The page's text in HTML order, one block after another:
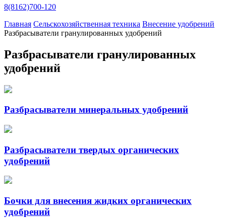
8(8162)700-120
Главная Сельскохозяйственная техника Внесение удобрений
Разбрасыватели гранулированных удобрений
Разбрасыватели гранулированных
удобрений
Разбрасыватели минеральных удобрений
Разбрасыватели твердых органических
удобрений
Бочки для внесения жидких органических
удобрений